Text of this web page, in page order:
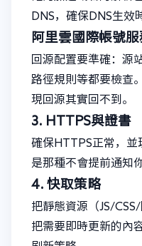
DNS，確保DNS生效
阿里雲國際帳號服
回源配置要準確：源
路徑規則等都要檢查
現回源其實回不到。
3. HTTPS與證書
確保HTTPS正常，並
是那種不會提前通知
4. 快取策略
把靜態資源（JS/
把需要即時更新的內